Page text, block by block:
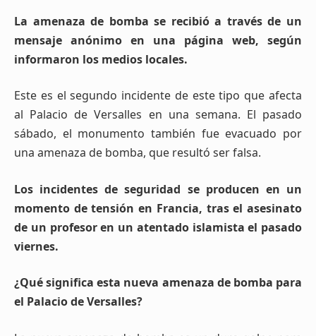
La amenaza de bomba se recibió a través de un
mensaje anónimo en una página web, según
informaron los medios locales.
Este es el segundo incidente de este tipo que afecta
al Palacio de Versalles en una semana. El pasado
sábado, el monumento también fue evacuado por
una amenaza de bomba, que resultó ser falsa.
Los incidentes de seguridad se producen en un
momento de tensión en Francia, tras el asesinato
de un profesor en un atentado islamista el pasado
viernes.
¿Qué significa esta nueva amenaza de bomba para
el Palacio de Versalles?